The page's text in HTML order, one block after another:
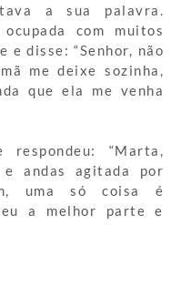
a sua palavra.
com muitos
e disse: “Senhor, não
me deixe sozinha,
que ela me venha
respondeu: “Marta,
andas agitada por
uma só coisa é
a melhor parte e